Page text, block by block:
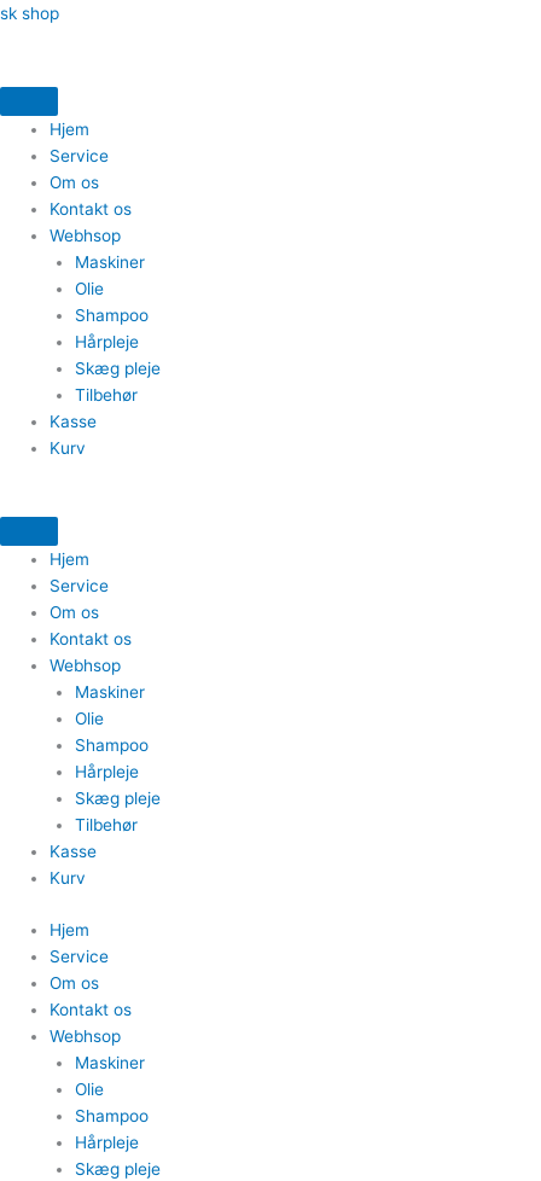
Gå
sk shop
Hjem
Service
Om os
Kontakt os
Webhsop
Maskiner
Olie
Shampoo
Hårpleje
Skæg pleje
Tilbehør
Kasse
Kurv
Hjem
Service
Om os
Kontakt os
Webhsop
Maskiner
Olie
Shampoo
Hårpleje
Skæg pleje
Tilbehør
Kasse
Kurv
Hjem
Service
Om os
Kontakt os
Webhsop
Maskiner
Olie
Shampoo
Hårpleje
Skæg pleje
Quantity